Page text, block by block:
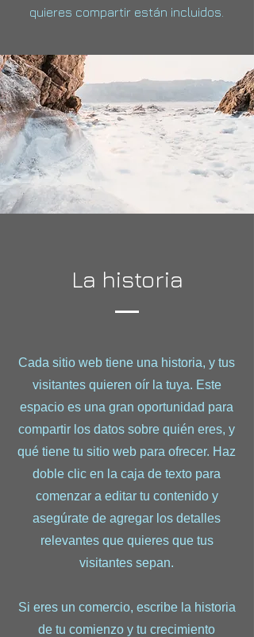
quieres compartir están incluidos.
La historia
Cada sitio web tiene una historia, y tus
visitantes quieren oír la tuya. Este
espacio es una gran oportunidad para
compartir los datos sobre quién eres, y
qué tiene tu sitio web para ofrecer. Haz
doble clic en la caja de texto para
comenzar a editar tu contenido y
asegúrate de agregar los detalles
relevantes que quieres que tus
visitantes sepan.
Si eres un comercio, escribe la historia
de tu comienzo y tu crecimiento